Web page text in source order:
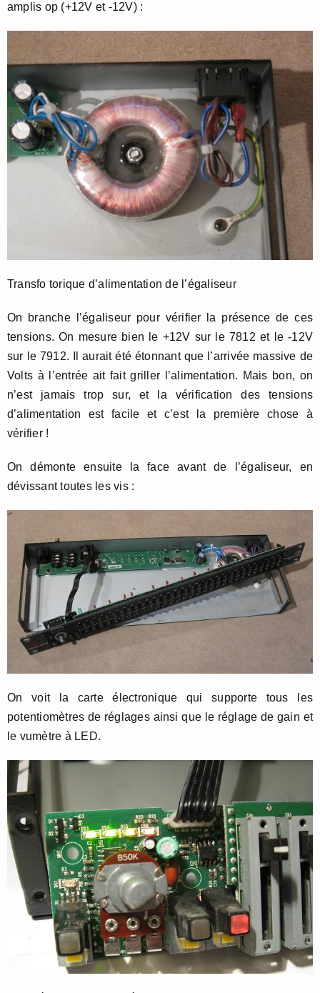
amplis op (+12V et -12V) :
Transfo torique d’alimentation de l’égaliseur
On branche l’égaliseur pour vérifier la présence de ces
tensions. On mesure bien le +12V sur le 7812 et le -12V
sur le 7912. Il aurait été étonnant que l’arrivée massive de
Volts à l’entrée ait fait griller l’alimentation. Mais bon, on
n’est jamais trop sur, et la vérification des tensions
d’alimentation est facile et c’est la première chose à
vérifier !
On démonte ensuite la face avant de l’égaliseur, en
dévissant toutes les vis :
On voit la carte électronique qui supporte tous les
potentiomètres de réglages ainsi que le réglage de gain et
le vumètre à LED.